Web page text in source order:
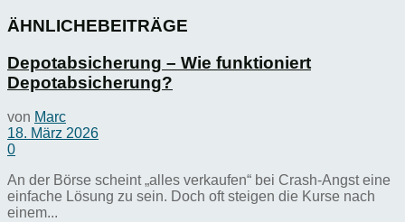
ÄHNLICHEBEITRÄGE
Depotabsicherung – Wie funktioniert
Depotabsicherung?
von Marc
18. März 2026
0
An der Börse scheint „alles verkaufen“ bei Crash-Angst eine
einfache Lösung zu sein. Doch oft steigen die Kurse nach
einem...